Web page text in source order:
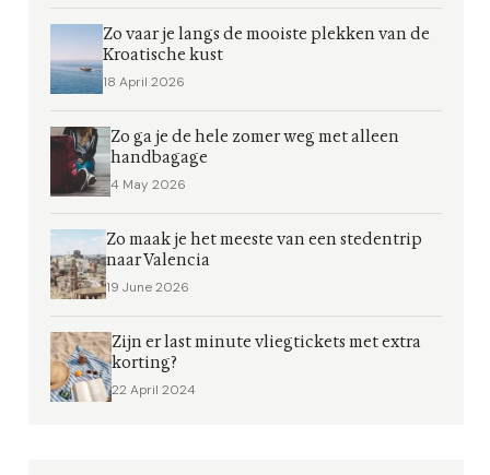
Zo vaar je langs de mooiste plekken van de
Kroatische kust
18 April 2026
Zo ga je de hele zomer weg met alleen
handbagage
4 May 2026
Zo maak je het meeste van een stedentrip
naar Valencia
19 June 2026
Zijn er last minute vliegtickets met extra
korting?
22 April 2024